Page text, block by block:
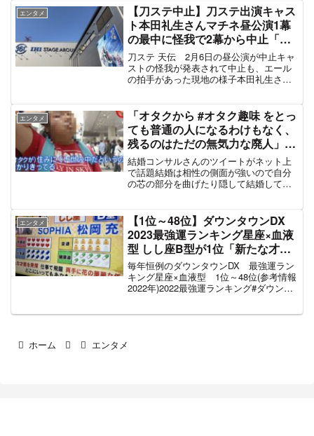
社との専属マネジメント契約を合意解約
することとなりま...
エンタメ
【刀ステ中止】刀ステ出演キャス
ト本田礼生さんマチネ昼公演1幕
の最中に怪我で2幕から中止「審
神者から拍手でエールがあった」
#刀ステ #刀剣乱舞
刀ステ 天伝 2月6日の昼公演が中止キャ
ストの怪我が発表されて中止も、エール
の拍手があった現地の様子本田礼生さ
せん。このようなご時世の中、劇場に足
を運んでくださった方に...
エンタメ
「オタクから #オタク趣味 をとっ
ても普通の人になるわけもなく、
残るのはただの無気力な廃人」婚
活コンサルさんのツイートで白熱
した議論に展開
結婚コンサルさんのツイートがネット上
で話題結婚は相性の側面が強いので自分
の芯の部分を曲げたり隠して結婚しても
は大切にしてください。— ひかりん＠婚
活コンサル (@hik...
エンタメ
【1位～48位】ダウンタウンDX
2023最強運ランキング星座×血液
型 しし座B型が1位「新たな才能
を発揮」最下位48位うお座AB型
「何をやっても上手くいかずスト
レスで暴飲暴食」#獅子座のB型
毎年恒例のダウンタウンDX 最強運ラン
キング星座×血液型 1位～48位(参考情報
2022年)2022最強運ランキング#ダウンタ
ホーム エンタメ